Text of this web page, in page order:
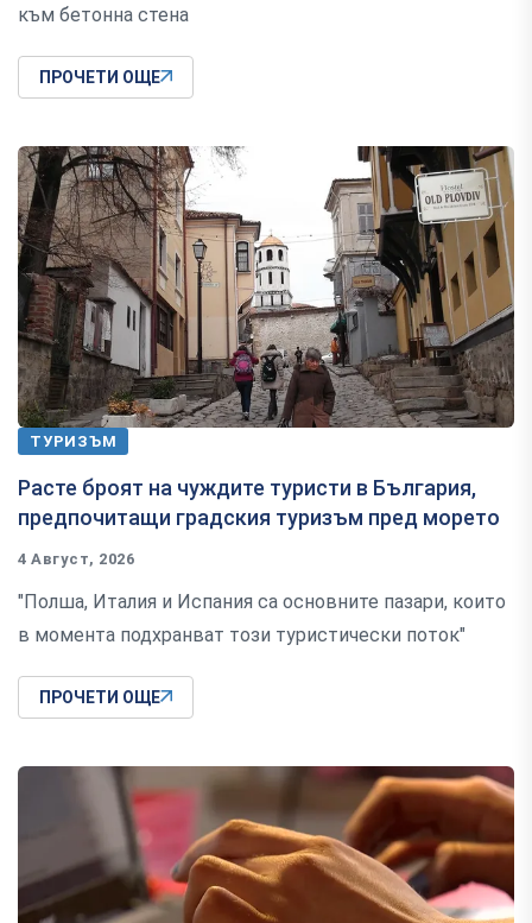
към бетонна стена
ПРОЧЕТИ ОЩЕ
ТУРИЗЪМ
Расте броят на чуждите туристи в България,
предпочитащи градския туризъм пред морето
4 Август, 2026
"Полша, Италия и Испания са основните пазари, които
в момента подхранват този туристически поток"
ПРОЧЕТИ ОЩЕ